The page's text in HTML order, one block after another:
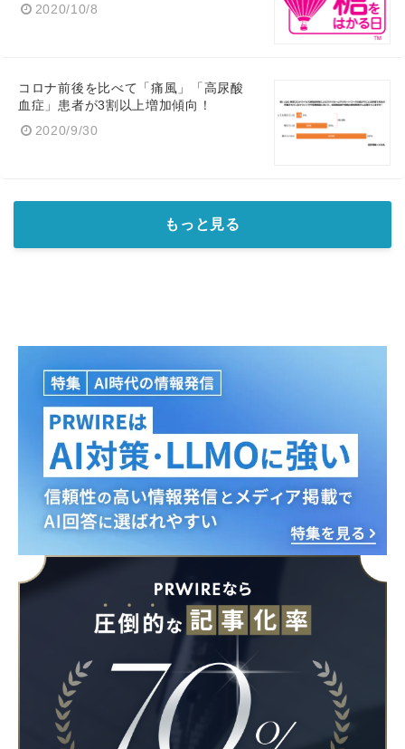
2020/10/8
コロナ前後を比べて「痛風」「高尿酸
血症」患者が3割以上増加傾向！
2020/9/30
もっと見る